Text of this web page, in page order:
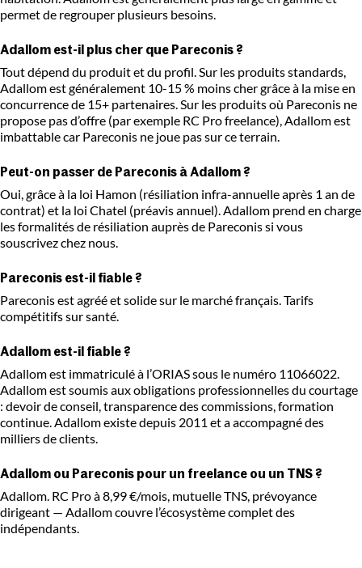
permet de regrouper plusieurs besoins.
Adallom est-il plus cher que Pareconis ?
Tout dépend du produit et du profil. Sur les produits standards,
Adallom est généralement 10-15 % moins cher grâce à la mise en
concurrence de 15+ partenaires. Sur les produits où Pareconis ne
propose pas d’offre (par exemple RC Pro freelance), Adallom est
imbattable car Pareconis ne joue pas sur ce terrain.
Peut-on passer de Pareconis à Adallom ?
Oui, grâce à la loi Hamon (résiliation infra-annuelle après 1 an de
contrat) et la loi Chatel (préavis annuel). Adallom prend en charge
les formalités de résiliation auprès de Pareconis si vous
souscrivez chez nous.
Pareconis est-il fiable ?
Pareconis est agréé et solide sur le marché français. Tarifs
compétitifs sur santé.
Adallom est-il fiable ?
Adallom est immatriculé à l’ORIAS sous le numéro 11066022.
Adallom est soumis aux obligations professionnelles du courtage
: devoir de conseil, transparence des commissions, formation
continue. Adallom existe depuis 2011 et a accompagné des
milliers de clients.
Adallom ou Pareconis pour un freelance ou un TNS ?
Adallom. RC Pro à 8,99 €/mois, mutuelle TNS, prévoyance
dirigeant — Adallom couvre l’écosystème complet des
indépendants.